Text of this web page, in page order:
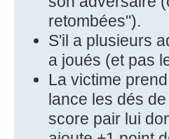
retombées").
S'il a plusieurs
a joués (et pas
La victime
lance les dés
score pair lui